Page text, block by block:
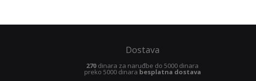
Dostava
270 dinara za naruđbe do 5000 dinara
preko 5000 dinara besplatna dostava